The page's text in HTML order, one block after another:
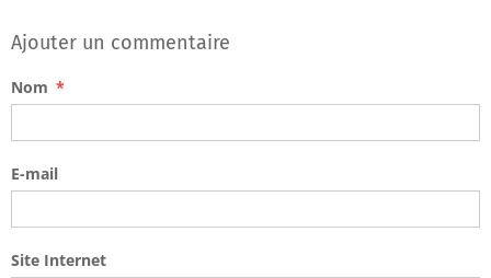
Ajouter un commentaire
Nom
E-mail
Site Internet